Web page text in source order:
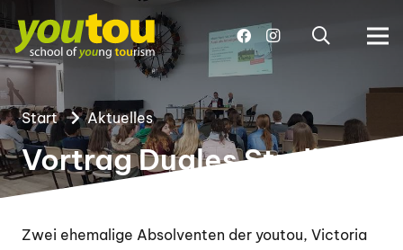
Start Aktuelles
Vortrag Duales Studium
Zwei ehemalige Absolventen der youtou, Victoria